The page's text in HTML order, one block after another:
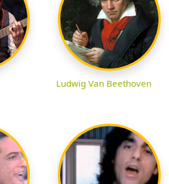
Ludwig Van Beethoven